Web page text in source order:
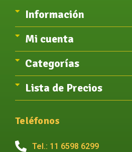
Información
Mi cuenta
Categorías
Lista de Precios
Teléfonos
Tel.: 11 6598 6299